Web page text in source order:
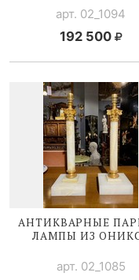
арт. 02_1094
192 500
АНТИКВАРНЫЕ
ЛАМПЫ ИЗ
арт. 02_1085